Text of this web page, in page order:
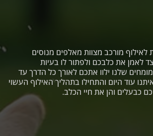
מורכב מצוות מאלפים מנוסים
לאמן את כלבכם ולפתור לו בעיות
שלנו ילוו אתכם לאורך כל הדרך עד
עוד היום והתחילו בתהליך האילוף העשוי
כבעלים והן את חיי הכלב.